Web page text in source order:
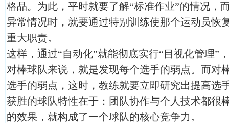
格品。为此，平时就要了解“标准作业”的情况，
异常情况时，就要通过特别训练使那个运动员恢
重大职责。
这样，通过“自动化”就能彻底实行“目视化管理”
对棒球队来说，就是发现每个选手的弱点。而对
选手的弱点，这时，教练就要立即研究出提高选
获胜的球队特性在于：团队协作与个人技术都很
的效果，就构成了一个球队的核心竞争力。